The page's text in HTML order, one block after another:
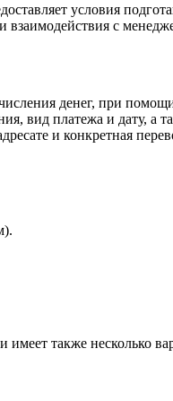
условия
с
денег, при
вид платежа и дату,
и конкретная
имеет также несколько